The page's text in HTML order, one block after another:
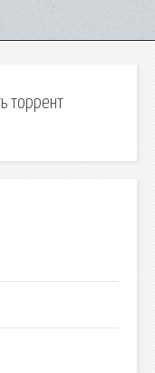
торрент